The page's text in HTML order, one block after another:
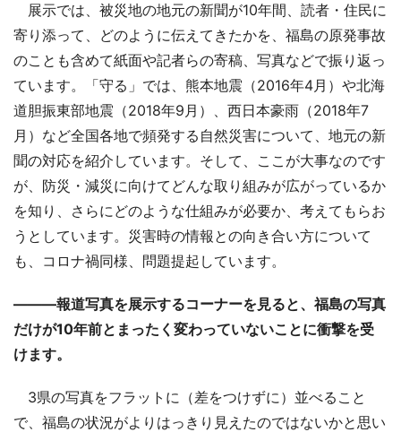
展示では、被災地の地元の新聞が10年間、読者・住民に
寄り添って、どのように伝えてきたかを、福島の原発事故
のことも含めて紙面や記者らの寄稿、写真などで振り返っ
ています。「守る」では、熊本地震（2016年4月）や北海
道胆振東部地震（2018年9月）、西日本豪雨（2018年7
月）など全国各地で頻発する自然災害について、地元の新
聞の対応を紹介しています。そして、ここが大事なのです
が、防災・減災に向けてどんな取り組みが広がっているか
を知り、さらにどのような仕組みが必要か、考えてもらお
うとしています。災害時の情報との向き合い方について
も、コロナ禍同様、問題提起しています。
―――報道写真を展示するコーナーを見ると、福島の写真
だけが10年前とまったく変わっていないことに衝撃を受
けます。
3県の写真をフラットに（差をつけずに）並べること
で、福島の状況がよりはっきり見えたのではないかと思い